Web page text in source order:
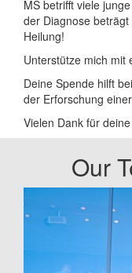
MS betrifft viele
der Diagnose
Heilung!
Unterstütze mich mit
Deine Spende hilft
der Erforschung
Vielen Dank für
Our